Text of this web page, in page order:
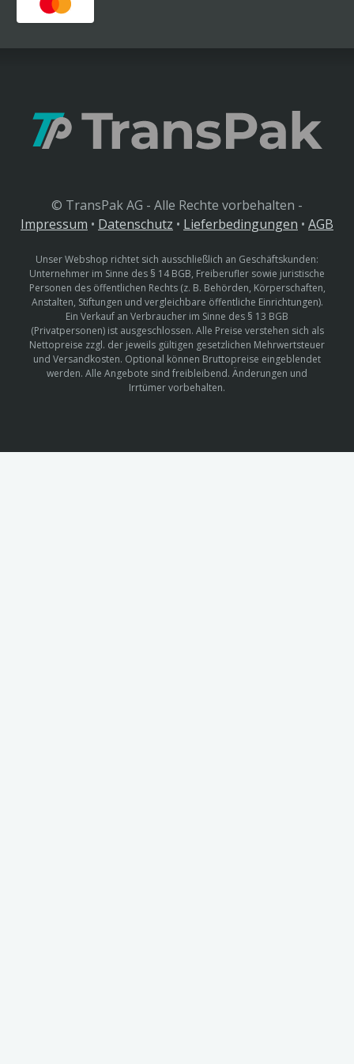
© TransPak AG - Alle Rechte vorbehalten -
Impressum • Datenschutz • Lieferbedingungen • AGB
Unser Webshop richtet sich ausschließlich an Geschäftskunden:
Unternehmer im Sinne des § 14 BGB, Freiberufler sowie juristische
Personen des öffentlichen Rechts (z. B. Behörden, Körperschaften,
Anstalten, Stiftungen und vergleichbare öffentliche Einrichtungen).
Ein Verkauf an Verbraucher im Sinne des § 13 BGB
(Privatpersonen) ist ausgeschlossen. Alle Preise verstehen sich als
Nettopreise zzgl. der jeweils gültigen gesetzlichen Mehrwertsteuer
und Versandkosten. Optional können Bruttopreise eingeblendet
werden. Alle Angebote sind freibleibend. Änderungen und
Irrtümer vorbehalten.